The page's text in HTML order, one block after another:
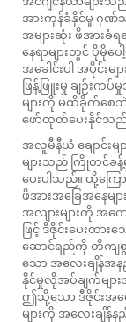
အားကုန်ခံနိုင်မှု ဂုဏ်
အများဆုံး ဖိအားခံရ
နေရာများတွင် ပိုမိုပ
အခေါင်းပါ အပိုင်း
ဖြန့်ဖြူးမှု ချဉ်း
များကို မထိခိုက်စေ
ဖော်ထုတ်ပေးနိုင်သ
အလူမီနီယံ ချောင်း
များသည် ကြိုတင်ခန့်
ပေးပါသည်။ ထို့ကြေ
ဖိအားအခြေအနေမ
အလျားများကို
ဖြင့် ဒီဇိုင်းပေးထား
ဆောင်ရည်ကို တိကျစွ
သော အလေးချိန်အ
နိုင်မှုလိုအပ်ချက်မျာ
ဤသို့သော ဒီဇိုင်းအက
များကို အလေးချိန်န